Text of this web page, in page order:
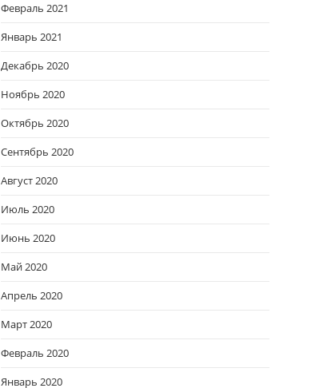
Февраль 2021
Январь 2021
Декабрь 2020
Ноябрь 2020
Октябрь 2020
Сентябрь 2020
Август 2020
Июль 2020
Июнь 2020
Май 2020
Апрель 2020
Март 2020
Февраль 2020
Январь 2020